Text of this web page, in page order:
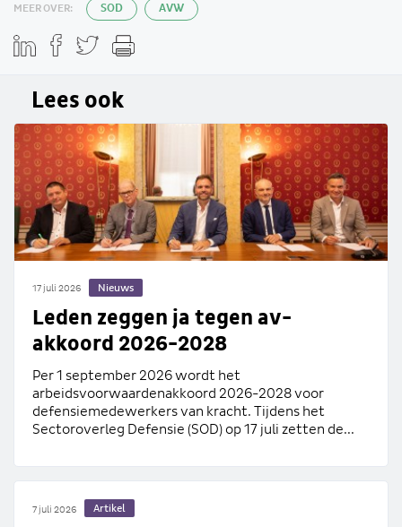
MEER OVER: SOD AVW
Lees ook
17 juli 2026 Nieuws
Leden zeggen ja tegen av-
akkoord 2026-2028
Per 1 september 2026 wordt het
arbeidsvoorwaardenakkoord 2026-2028 voor
defensiemedewerkers van kracht. Tijdens het
Sectoroverleg Defensie (SOD) op 17 juli zetten de...
7 juli 2026 Artikel